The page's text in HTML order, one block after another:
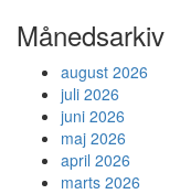
Månedsarkiv
august 2026
juli 2026
juni 2026
maj 2026
april 2026
marts 2026